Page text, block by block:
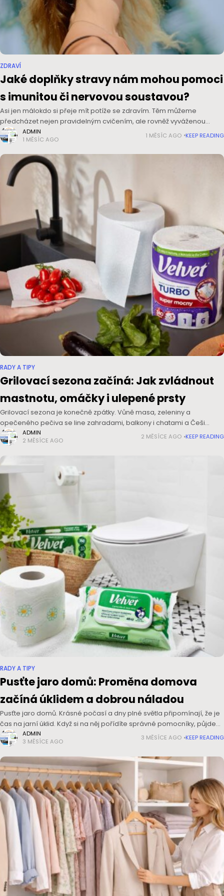
ZDRAVÍ
Jaké doplňky stravy nám mohou pomoci
s imunitou či nervovou soustavou?
Asi jen málokdo si přeje mít potíže se zdravím. Těm můžeme
předcházet nejen pravidelným cvičením, ale rovněž vyváženou
stravou. Zatímco pohybové aktivity jsou běžné pro stále více našinců,
ve stravování
ADMIN
1 MĚSÍC AGO
1 MĚSÍC AGO KEEP READING
RADY A TIPY
Grilovací sezona začíná: Jak zvládnout
mastnotu, omáčky i ulepené prsty
Grilovací sezona je konečně zpátky. Vůně masa, zeleniny a
opečeného pečiva se line zahradami, balkony i chatami a Češi
znovu vytahují kleště, marinády a sadu receptů na domácí dipy. Aby
ADMIN
2 MĚSÍCE AGO
2 MĚSÍCE AGO KEEP READING
RADY A TIPY
Pusťte jaro domů: Proměna domova
začíná úklidem a dobrou náladou
Pusťte jaro domů. Krásné počasí a dny plné světla připomínají, že je
čas na jarní úklid. Když si na něj pořídíte správné pomocníky, půjde
vám práce od ruky, a ještě
ADMIN
3 MĚSÍCE AGO
3 MĚSÍCE AGO KEEP READING